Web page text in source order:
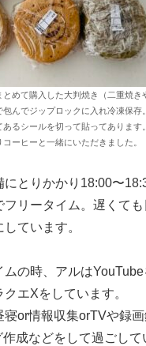
とめて購入した大判焼き（二重焼き
んでジップロックに入れ冷凍保存
あるシールを切って貼ってあります
ーヒーと一緒にいただきました。
とりかかり18:00〜
フリータイム。遅くて
ています。
の時、アルは
エXをしています。
or情報収集orTVや録
成などをして過ごして